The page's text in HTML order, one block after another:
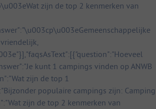
zijn de top 2 kenmerken van
kunt 1 campings vinden op ANWB
zijn de top 1
populaire campings zijn: Camping
zijn de top 2 kenmerken van